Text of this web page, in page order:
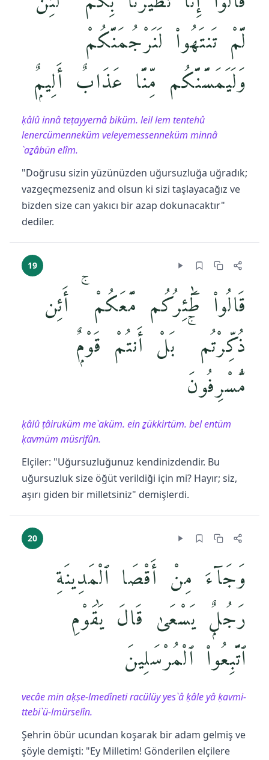
لَّمْ تَنتَهُوا۟ لَنَرْجُمَنَّكُمْ
وَلَيَمَسَّنَّكُم مِّنَّا عَذَابٌ أَلِيمٌۭ
ḳâlû innâ teṭayyernâ biküm. leil lem tentehû
lenercümenneküm veleyemessenneküm minnâ
`aẕâbün elîm.
"Doğrusu sizin yüzünüzden uğursuzluğa uğradık;
vazgeçmezseniz and olsun ki sizi taşlayacağız ve
bizden size can yakıcı bir azap dokunacaktır"
dediler.
19
قَالُوا۟ طَٰٓئِرُكُم مَّعَكُمْ ۚ أَئِن
ذُكِّرْتُم ۚ بَلْ أَنتُمْ قَوْمٌۭ
مُّسْرِفُونَ
ḳâlû ṭâiruküm me`aküm. ein ẕükkirtüm. bel entüm
ḳavmüm müsrifûn.
Elçiler: "Uğursuzluğunuz kendinizdendir. Bu
uğursuzluk size öğüt verildiği için mi? Hayır; siz,
aşırı giden bir milletsiniz" demişlerdi.
20
وَجَآءَ مِنْ أَقْصَا ٱلْمَدِينَةِ
رَجُلٌۭ يَسْعَىٰ قَالَ يَٰقَوْمِ
ٱتَّبِعُوا۟ ٱلْمُرْسَلِينَ
vecâe min aḳṣe-lmedîneti racülüy yes`â ḳâle yâ ḳavmi-
ttebi`ü-lmürselîn.
Şehrin öbür ucundan koşarak bir adam gelmiş ve
şöyle demişti: "Ey Milletim! Gönderilen elçilere